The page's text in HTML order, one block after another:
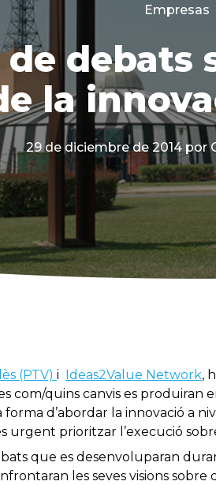
Empresas
debats
la
29 de diciembre de 2014 por
(PTV) i Ideas2Value Network,
com/quins canvis es produiran
forma d’abordar la innovació a
urgent prioritzar l’execució
que es desenvoluparan
les seves visions